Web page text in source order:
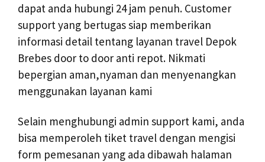
dapat anda hubungi 24 jam penuh. Customer
support yang bertugas siap memberikan
informasi detail tentang layanan travel Depok
Brebes door to door anti repot. Nikmati
bepergian aman,nyaman dan menyenangkan
menggunakan layanan kami
Selain menghubungi admin support kami, anda
bisa memperoleh tiket travel dengan mengisi
form pemesanan yang ada dibawah halaman